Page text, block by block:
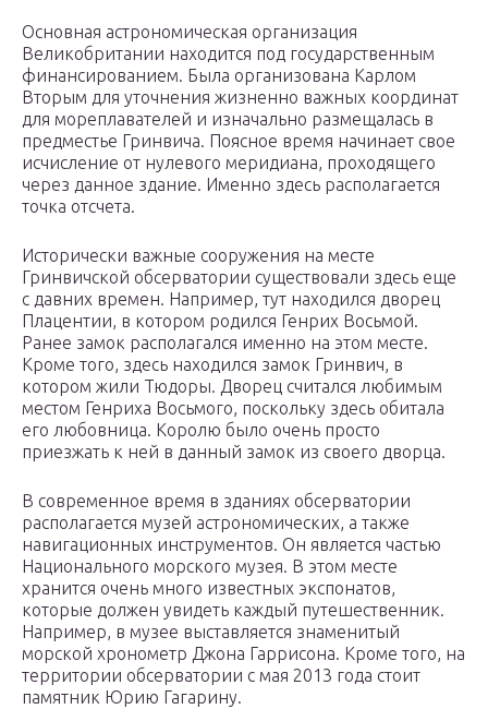
Основная астрономическая организация
Великобритании находится под государственным
финансированием. Была организована Карлом
Вторым для уточнения жизненно важных координат
для мореплавателей и изначально размещалась в
предместье Гринвича. Поясное время начинает свое
исчисление от нулевого меридиана, проходящего
через данное здание. Именно здесь располагается
точка отсчета.
Исторически важные сооружения на месте
Гринвичской обсерватории существовали здесь еще
с давних времен. Например, тут находился дворец
Плацентии, в котором родился Генрих Восьмой.
Ранее замок располагался именно на этом месте.
Кроме того, здесь находился замок Гринвич, в
котором жили Тюдоры. Дворец считался любимым
местом Генриха Восьмого, поскольку здесь обитала
его любовница. Королю было очень просто
приезжать к ней в данный замок из своего дворца.
В современное время в зданиях обсерватории
располагается музей астрономических, а также
навигационных инструментов. Он является частью
Национального морского музея. В этом месте
хранится очень много известных экспонатов,
которые должен увидеть каждый путешественник.
Например, в музее выставляется знаменитый
морской хронометр Джона Гаррисона. Кроме того, на
территории обсерватории с мая 2013 года стоит
памятник Юрию Гагарину.